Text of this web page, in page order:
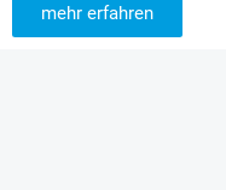
mehr erfahren